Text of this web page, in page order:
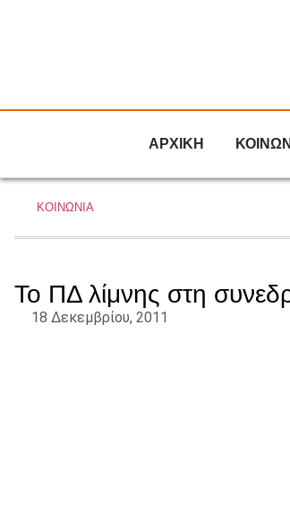
ΑΡΧΙΚΗ
ΚΟΙΝΩΝΙΑ
Το ΠΔ λίμνης στη
18 Δεκεμβρίου, 2011